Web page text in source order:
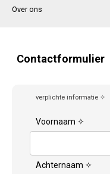
Over ons
Contactformulier
verplichte informatie ✧
Voornaam ✧
Achternaam ✧